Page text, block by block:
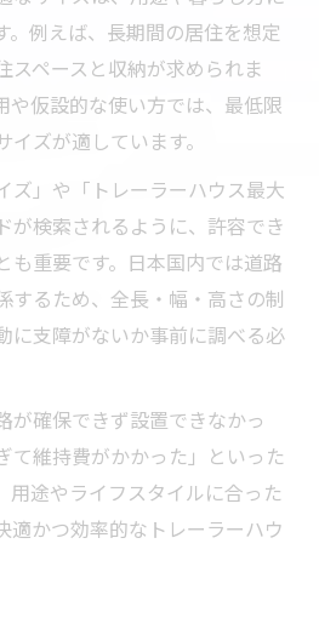
。例えば、長期間の居住を想定
スペースと収納が求められま
や仮設的な使い方では、最低限
ズが適しています。
ズ」や「トレーラーハウス最大
が検索されるように、許容でき
も重要です。日本国内では道路
するため、全長・幅・高さの制
に支障がないか事前に調べる必
が確保できず設置できなかっ
て維持費がかかった」といった
用途やライフスタイルに合った
適かつ効率的なトレーラーハウ